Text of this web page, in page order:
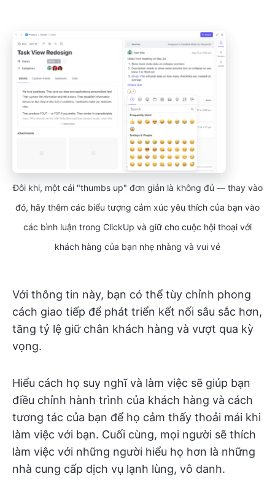
Đôi khi, một cái "thumbs up" đơn giản là không đủ — thay vào
đó, hãy thêm các biểu tượng cảm xúc yêu thích của bạn vào
các bình luận trong ClickUp và giữ cho cuộc hội thoại với
khách hàng của bạn nhẹ nhàng và vui vẻ
Với thông tin này, bạn có thể tùy chỉnh phong
cách giao tiếp để phát triển kết nối sâu sắc hơn,
tăng tỷ lệ giữ chân khách hàng và vượt qua kỳ
vọng.
Hiểu cách họ suy nghĩ và làm việc sẽ giúp bạn
điều chỉnh hành trình của khách hàng và cách
tương tác của bạn để họ cảm thấy thoải mái khi
làm việc với bạn. Cuối cùng, mọi người sẽ thích
làm việc với những người hiểu họ hơn là những
nhà cung cấp dịch vụ lạnh lùng, vô danh.